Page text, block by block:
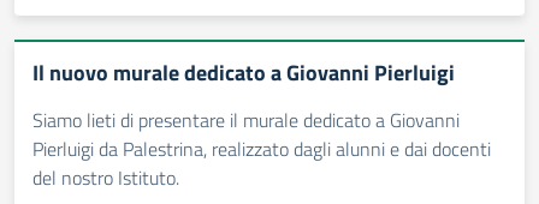
Il nuovo murale dedicato a Giovanni Pierluigi
Siamo lieti di presentare il murale dedicato a Giovanni
Pierluigi da Palestrina, realizzato dagli alunni e dai docenti
del nostro Istituto.